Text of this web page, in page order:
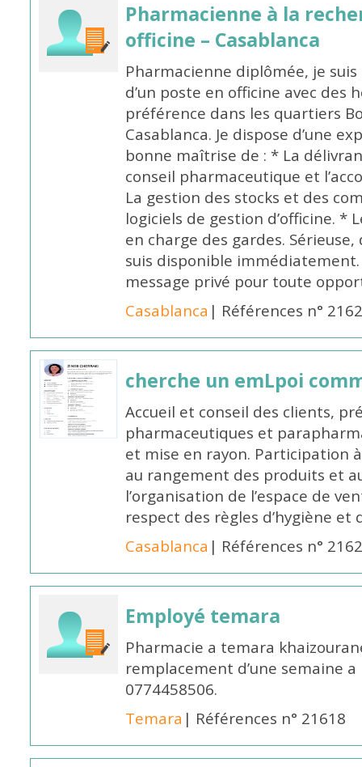
Pharmacienne à la
officine – Casablanca
Pharmacienne diplômée, je
d’un poste en officine avec des
préférence dans les quartiers
Casablanca. Je dispose d’une
bonne maîtrise de : * La
conseil pharmaceutique et
La gestion des stocks et des
logiciels de gestion d’officine. *
en charge des gardes.
suis disponible
message privé pour toute
Casablanca | Références n°
cherche un emLpoi
Accueil et conseil des clients,
pharmaceutiques et
et mise en rayon. Participation
au rangement des produits et
l’organisation de l’espace de
respect des règles d’hygiène et
Casablanca | Références n°
Employé temara
Pharmacie a temara
remplacement d’une semaine
0774458506.
Temara | Références n° 21618